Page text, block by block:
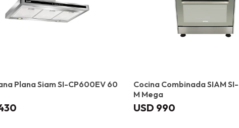
Plana Siam SI-CP600EV 60
Cocina Combinada SIAM
M Mega
USD 990